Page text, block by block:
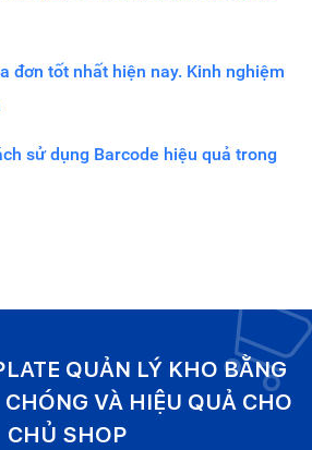
đơn tốt nhất hiện nay. Kinh nghiệm
sử dụng Barcode hiệu quả trong
QUẢN LÝ KHO BẰNG
VÀ HIỆU QUẢ CHO
CHỦ SHOP